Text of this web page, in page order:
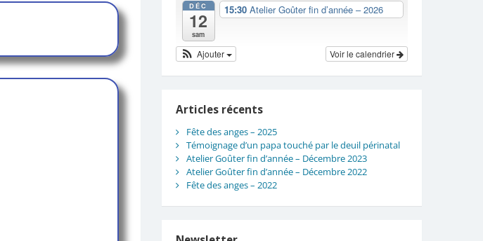
DÉC
12
sam
15:30 Atelier Goûter fin d’année – 2026
Voir le calendrier
Ajouter
Articles récents
Fête des anges – 2025
Témoignage d’un papa touché par le deuil périnatal
Atelier Goûter fin d’année – Décembre 2023
Atelier Goûter fin d’année – Décembre 2022
Fête des anges – 2022